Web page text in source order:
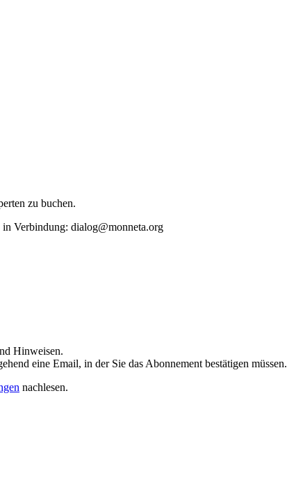
zu buchen.
Verbindung: dialog@monneta.org
Hinweisen.
eine Email, in der Sie das Abonnement bestätigen müssen.
nachlesen.